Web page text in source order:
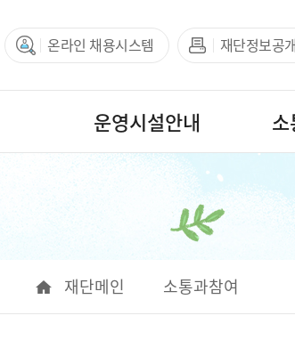
온라인 채용시스템 재단정보공개
운영시설안내
재단메인 소통과참여